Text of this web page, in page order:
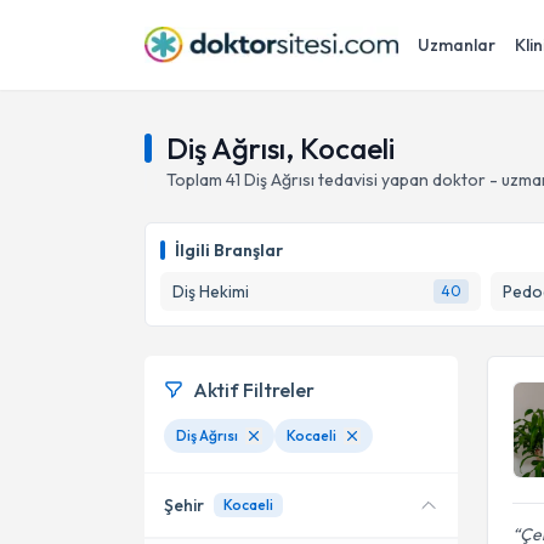
Uzmanlar
Diş Ağrısı, Kocaeli
Toplam 41 Diş Ağrısı tedavisi yapan doktor -
İlgili Branşlar
Diş Hekimi
40
Aktif Filtreler
Diş Ağrısı Kocaeli
Şehir Kocaeli